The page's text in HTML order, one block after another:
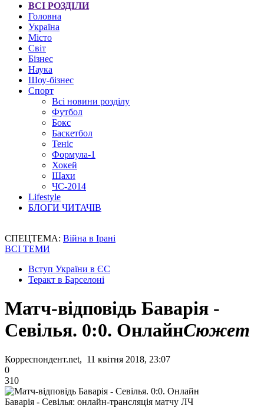
ВСІ РОЗДІЛИ
Головна
Україна
Місто
Світ
Бізнес
Наука
Шоу-бізнес
Спорт
Всі новини розділу
Футбол
Бокс
Баскетбол
Теніс
Формула-1
Хокей
Шахи
ЧС-2014
Lifestyle
БЛОГИ ЧИТАЧІВ
СПЕЦТЕМА: Війна в Ірані
ВСІ ТЕМИ
Вступ України в ЄС
Теракт в Барселоні
Матч-відповідь Баварія -
Севілья. 0:0. ОнлайнСюжет
Корреспондент.net, 11 квітня 2018, 23:07
0
310
Баварія - Севілья: онлайн-трансляція матчу ЛЧ